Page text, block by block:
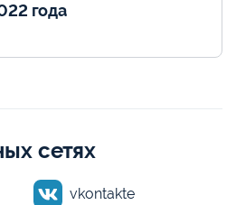
года
сетях
vkontakte